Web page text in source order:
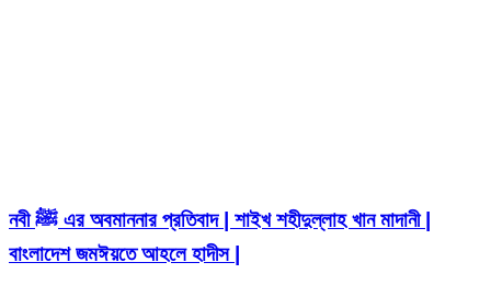
নবী ﷺ এর অবমাননার প্রতিবাদ | শাইখ শহীদুল্লাহ খান মাদানী |
বাংলাদেশ জমঈয়তে আহলে হাদীস |